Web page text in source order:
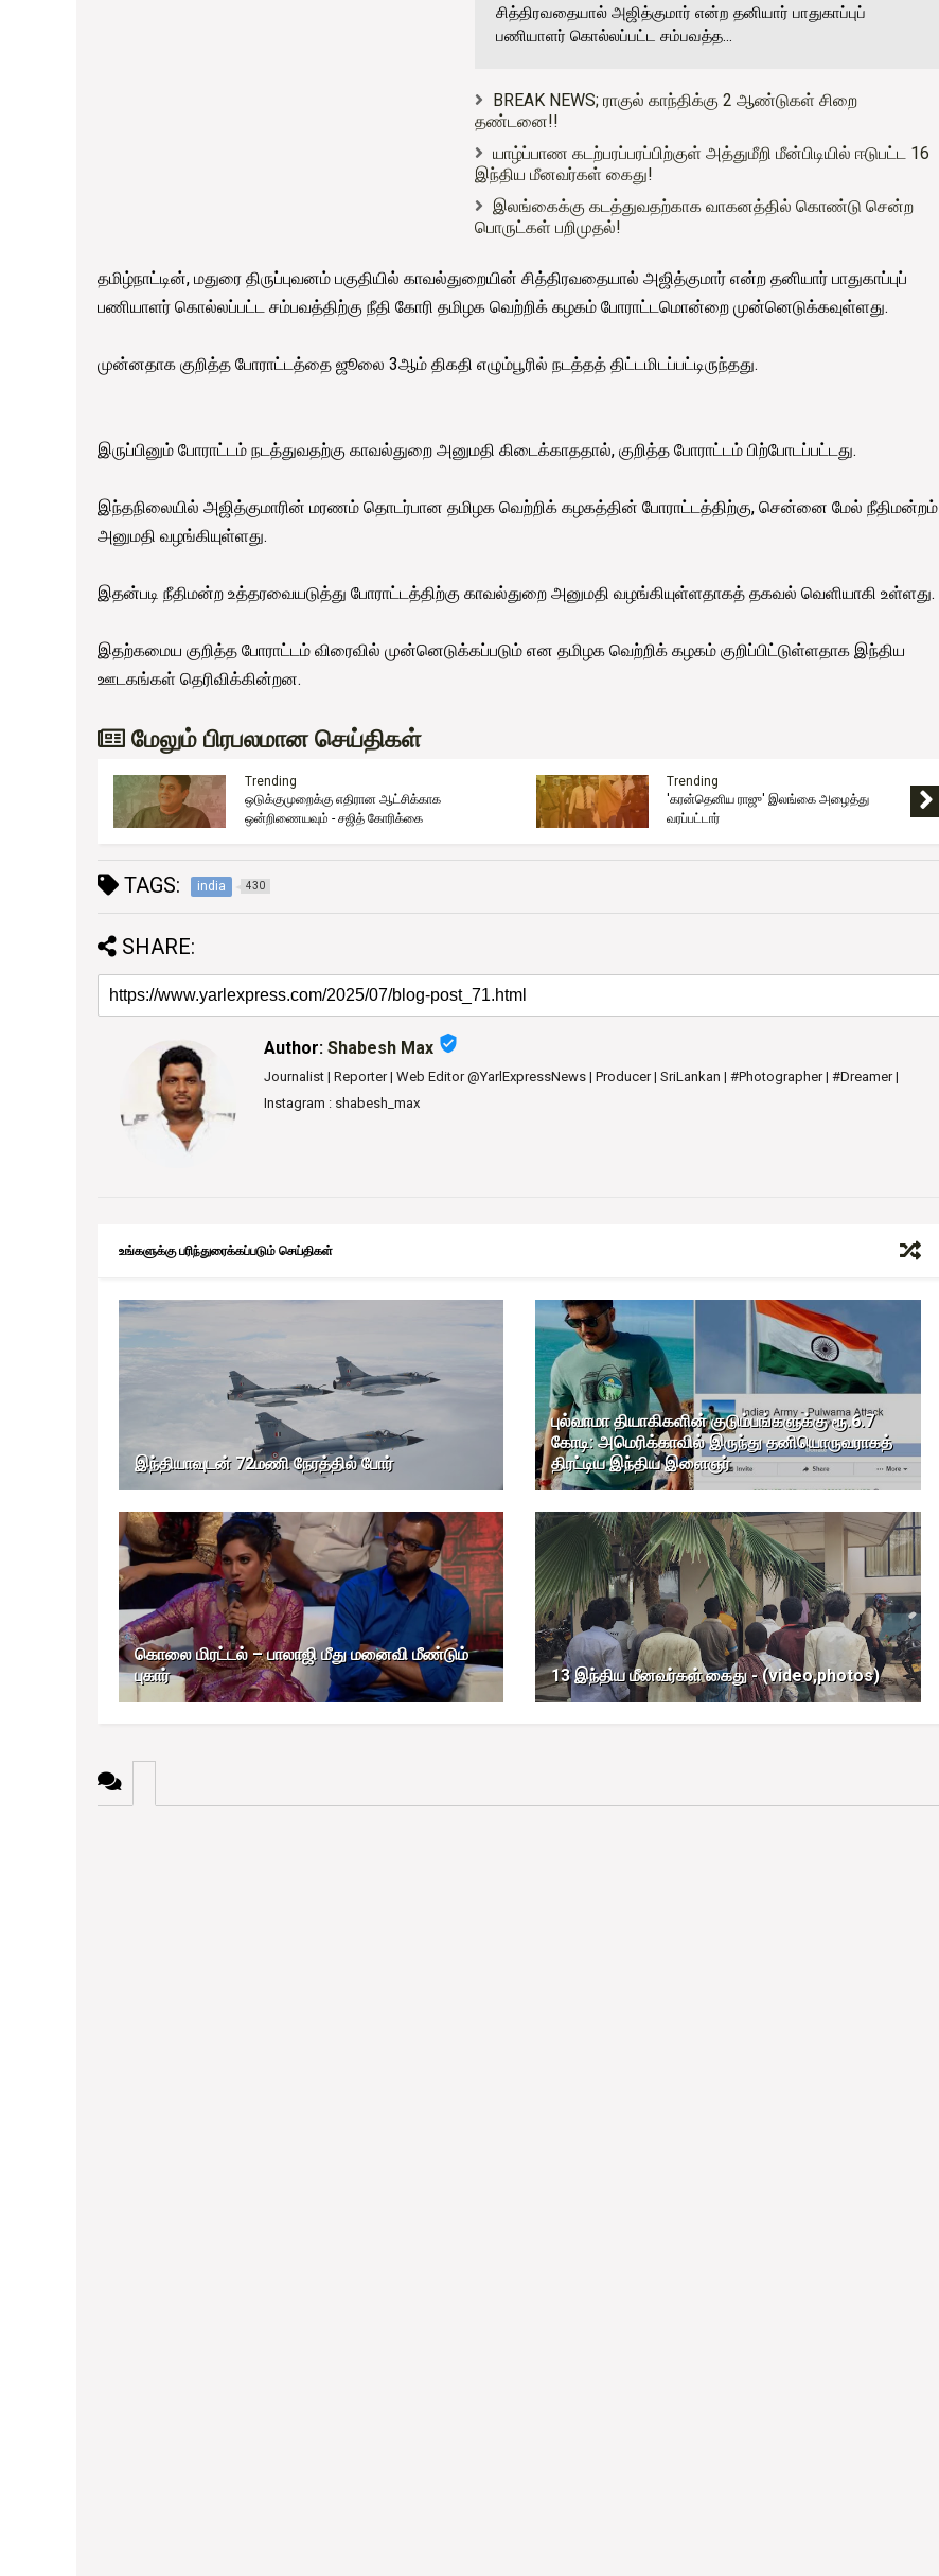
சித்திரவதையால் அஜித்குமார் என்ற தனியார் பாதுகாப்புப்
பணியாளர் கொல்லப்பட்ட சம்பவத்த...
BREAK NEWS; ராகுல் காந்திக்கு 2 ஆண்டுகள் சிறை
தண்டனை!!
யாழ்ப்பாண கடற்பரப்பரப்பிற்குள் அத்துமீறி மீன்பிடியில் ஈடுபட்ட 16
இந்திய மீனவர்கள் கைது!
இலங்கைக்கு கடத்துவதற்காக வாகனத்தில் கொண்டு சென்ற
பொருட்கள் பறிமுதல்!
தமிழ்நாட்டின், மதுரை திருப்புவனம் பகுதியில் காவல்துறையின் சித்திரவதையால் அஜித்குமார் என்ற தனியார் பாதுகாப்புப்
பணியாளர் கொல்லப்பட்ட சம்பவத்திற்கு நீதி கோரி தமிழக வெற்றிக் கழகம் போராட்டமொன்றை முன்னெடுக்கவுள்ளது.
முன்னதாக குறித்த போராட்டத்தை ஜூலை 3ஆம் திகதி எழும்பூரில் நடத்தத் திட்டமிடப்பட்டிருந்தது.
இருப்பினும் போராட்டம் நடத்துவதற்கு காவல்துறை அனுமதி கிடைக்காததால், குறித்த போராட்டம் பிற்போடப்பட்டது.
இந்தநிலையில் அஜித்குமாரின் மரணம் தொடர்பான தமிழக வெற்றிக் கழகத்தின் போராட்டத்திற்கு, சென்னை மேல் நீதிமன்றம்
அனுமதி வழங்கியுள்ளது.
இதன்படி நீதிமன்ற உத்தரவையடுத்து போராட்டத்திற்கு காவல்துறை அனுமதி வழங்கியுள்ளதாகத் தகவல் வெளியாகி உள்ளது.
இதற்கமைய குறித்த போராட்டம் விரைவில் முன்னெடுக்கப்படும் என தமிழக வெற்றிக் கழகம் குறிப்பிட்டுள்ளதாக இந்திய
ஊடகங்கள் தெரிவிக்கின்றன.
மேலும் பிரபலமான செய்திகள்
Trending
ஒடுக்குமுறைக்கு எதிரான ஆட்சிக்காக
ஒன்றிணையவும் - சஜித் கோரிக்கை
Trending
'கரன்தெனிய ராஜு' இலங்கை அழைத்து
வரப்பட்டார்
TAGS: india 430
SHARE:
Author: Shabesh Max verified_user
Journalist | Reporter | Web Editor @YarlExpressNews | Producer | SriLankan | #Photographer | #Dreamer |
Instagram : shabesh_max
உங்களுக்கு பரிந்துரைக்கப்படும் செய்திகள்
இந்தியாவுடன் 72மணி நேரத்தில் போர்
புல்வாமா தியாகிகளின் குடும்பங்களுக்கு ரூ.6.7
கோடி: அமெரிக்காவில் இருந்து தனியொருவராகத்
திரட்டிய இந்திய இளைஞர்
கொலை மிரட்டல் – பாலாஜி மீது மனைவி மீண்டும்
புகார்
13 இந்திய மீனவர்கள் கைது - (video,photos)